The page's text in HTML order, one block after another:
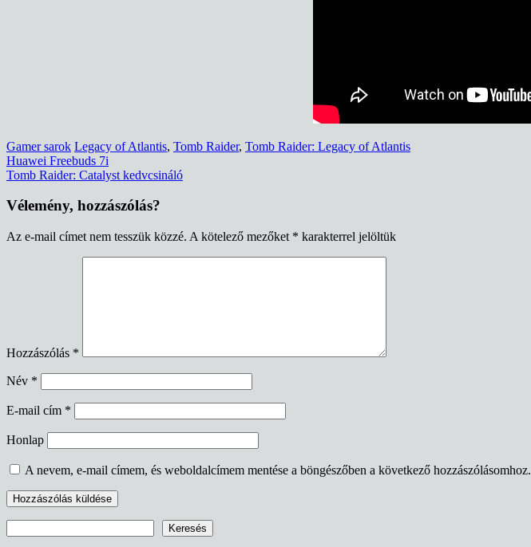
Gamer sarok Legacy of Atlantis, Tomb Raider, Tomb Raider: Legacy of Atlantis
Bejegyzés
navigáció
Huawei Freebuds 7i
Tomb Raider: Catalyst kedvcsináló
Vélemény, hozzászólás?
Az e-mail címet nem tesszük közzé. A kötelező mezőket * karakterrel jelöltük
Hozzászólás *
Név *
E-mail cím *
Honlap
A nevem, e-mail címem, és weboldalcímem mentése a böngészőben a következő hozzászólásomhoz.
Keresés